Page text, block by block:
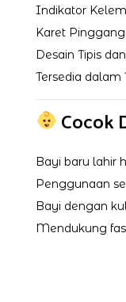
Indikator
Karet
Desain Tipis
Tersedia dalam
Cocok
Bayi baru lahir
Penggunaan
Bayi dengan
Mendukung